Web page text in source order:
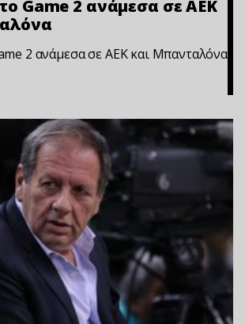
Game 2 ανάμεσα σε ΑΕΚ
2 ανάμεσα σε ΑΕΚ και Μπανταλόνα